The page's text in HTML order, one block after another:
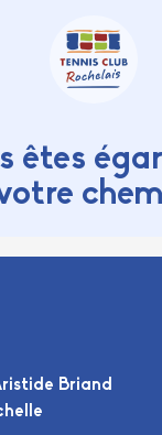
êtes
Briand